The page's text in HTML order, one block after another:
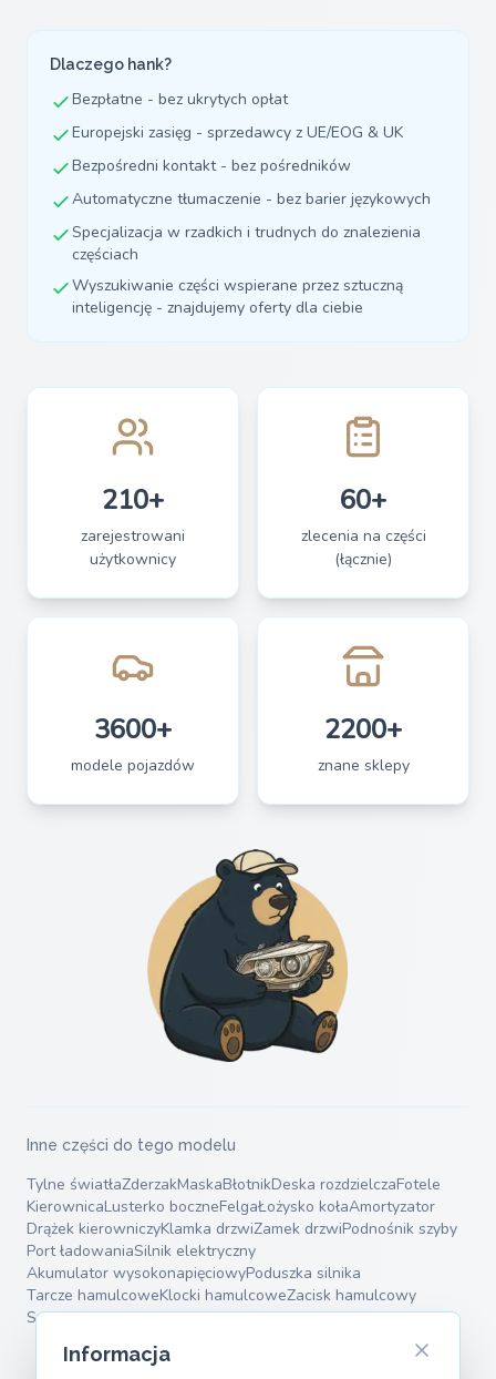
Dlaczego hank?
Bezpłatne - bez ukrytych opłat
Europejski zasięg - sprzedawcy z UE/EOG & UK
Bezpośredni kontakt - bez pośredników
Automatyczne tłumaczenie - bez barier językowych
Specjalizacja w rzadkich i trudnych do znalezienia
częściach
Wyszukiwanie części wspierane przez sztuczną
inteligencję - znajdujemy oferty dla ciebie
210+
zarejestrowani
użytkownicy
60+
zlecenia na części
(łącznie)
3600+
modele pojazdów
2200+
znane sklepy
Inne części do tego modelu
Tylne światłaZderzakMaskaBłotnikDeska rozdzielczaFotele
KierownicaLusterko boczneFelgaŁożysko kołaAmortyzator
Drążek kierowniczyKlamka drzwiZamek drzwiPodnośnik szyby
Port ładowaniaSilnik elektryczny
Akumulator wysokonapięciowyPoduszka silnika
Tarcze hamulcoweKlocki hamulcoweZacisk hamulcowy
Sprężyny zawieszeniaWahacze
Informacja